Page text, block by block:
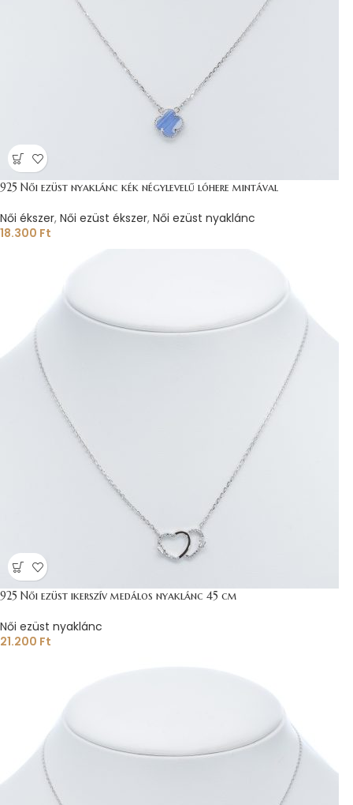
925 Női ezüst nyaklánc kék négylevelű lóhere mintával
Női ékszer, Női ezüst ékszer, Női ezüst nyaklánc
18.300 Ft
925 Női ezüst ikerszív medálos nyaklánc 45 cm
Női ezüst nyaklánc
21.200 Ft